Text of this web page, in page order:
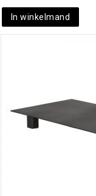
In winkelmand